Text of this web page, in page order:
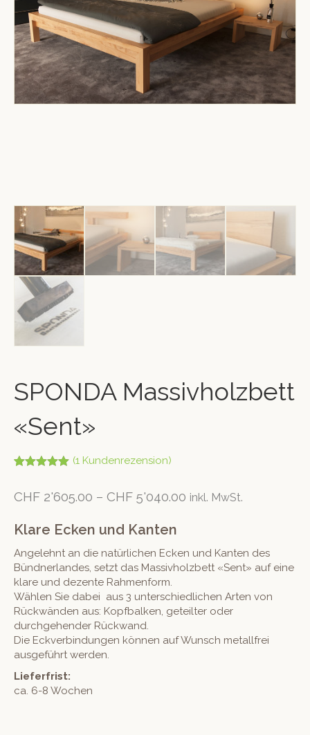
SPONDA Massivholzbett
«Sent»
basierend
ertung
(1 Kundenrezension)
CHF 2'605.00 – CHF 5'040.00 inkl. MwSt.
Klare Ecken und Kanten
Angelehnt an die natürlichen Ecken und Kanten des
Bündnerlandes, setzt das Massivholzbett «Sent» auf eine
klare und dezente Rahmenform.
Wählen Sie dabei aus 3 unterschiedlichen Arten von
Rückwänden aus: Kopfbalken, geteilter oder
durchgehender Rückwand.
Die Eckverbindungen können auf Wunsch metallfrei
ausgeführt werden.
Lieferfrist:
ca. 6-8 Wochen